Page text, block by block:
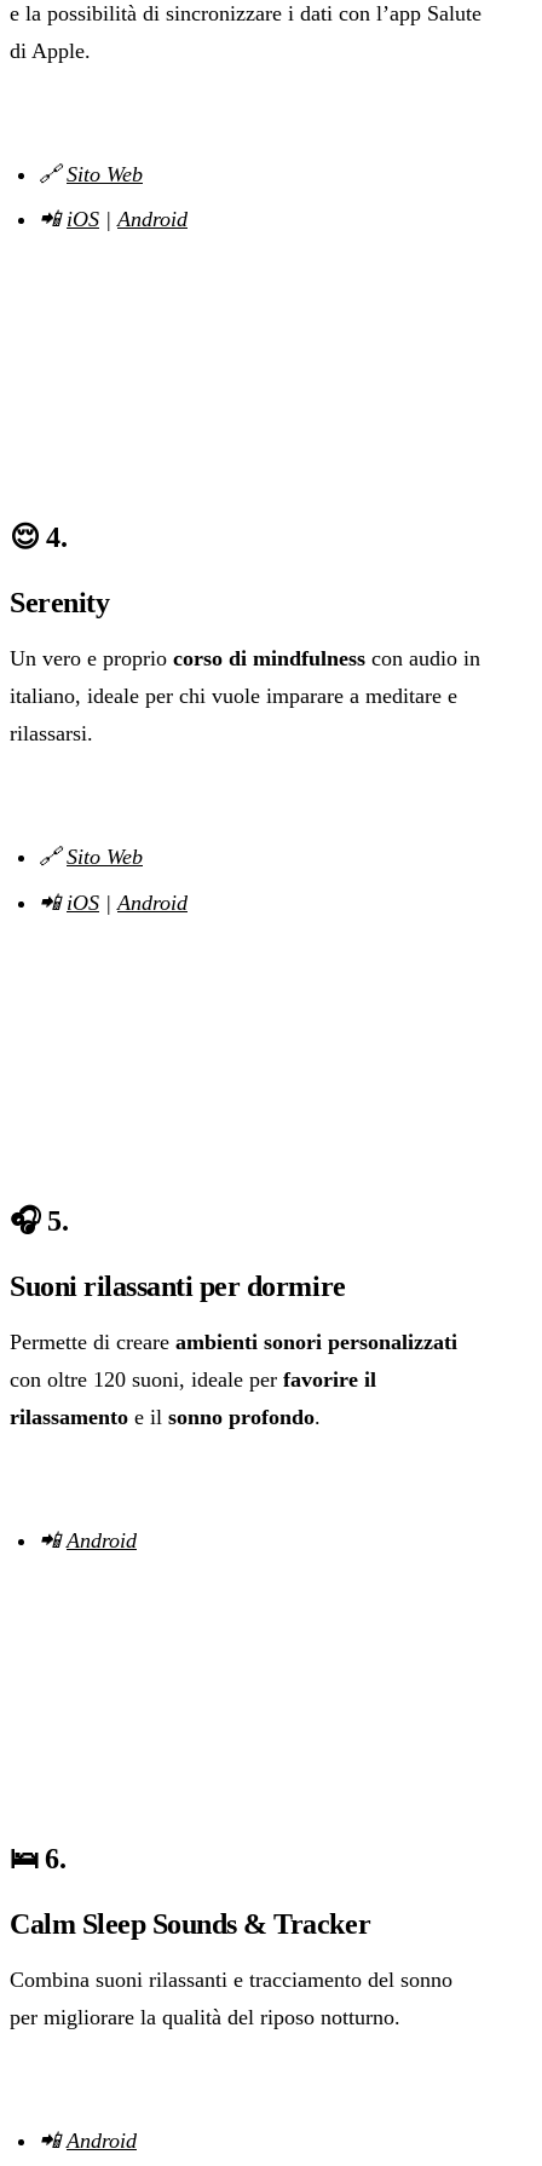
e la possibilità di sincronizzare i dati con l’app Salute
di Apple.
🔗 Sito Web
📲 iOS | Android
😌 4.
Serenity
Un vero e proprio corso di mindfulness con audio in
italiano, ideale per chi vuole imparare a meditare e
rilassarsi.
🔗 Sito Web
📲 iOS | Android
🎧 5.
Suoni rilassanti per dormire
Permette di creare ambienti sonori personalizzati
con oltre 120 suoni, ideale per favorire il
rilassamento e il sonno profondo.
📲 Android
🛌 6.
Calm Sleep Sounds & Tracker
Combina suoni rilassanti e tracciamento del sonno
per migliorare la qualità del riposo notturno.
📲 Android